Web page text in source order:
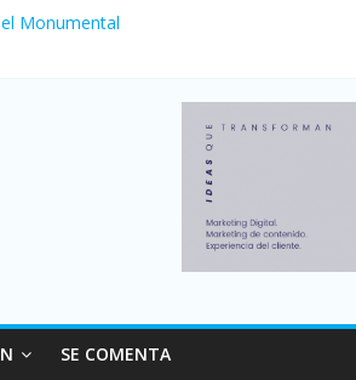
Monumental
y consumo turístico: 4,6 millones de
julio: bajó un 12,6% interanual
SE COMENTA